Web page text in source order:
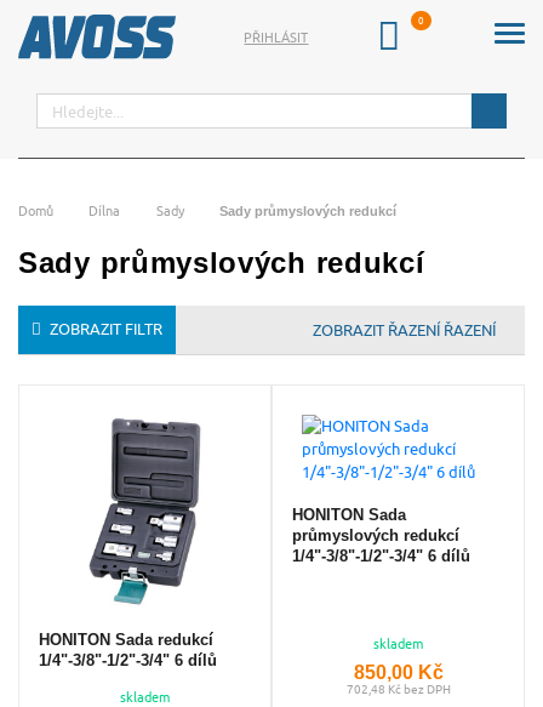
Hledat
PŘIHLÁSIT
Domů Dílna Sady Sady průmyslových redukcí
Sady průmyslových redukcí
ZOBRAZIT FILTR ŘAZENÍ
HONITON Sada redukcí
1/4"-3/8"-1/2"-3/4" 6 dílů
skladem
HONITON Sada
průmyslových redukcí
1/4"-3/8"-1/2"-3/4" 6 dílů
skladem
850,00 Kč
702,48 Kč bez DPH